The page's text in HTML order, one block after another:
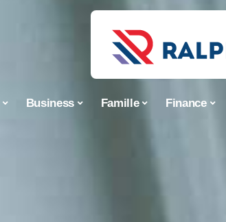
Business Famille Finance